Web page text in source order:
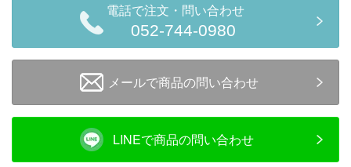
お役立ち情報
電話で注文・問い合わせ
052-744-0980
メールで商品の問い合わせ
LINEで商品の問い合わせ